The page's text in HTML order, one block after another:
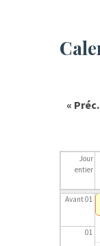
« Préc.
Jour
entier
Avant 01
01